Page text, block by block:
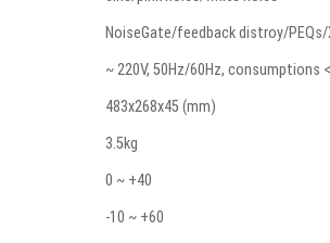
NoiseGate/feedback distroy/
~ 220V, 50Hz/60Hz, consumptions
483x268x45 (mm)
3.5kg
0 ~ +40
-10 ~ +60